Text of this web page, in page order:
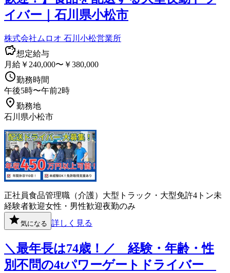
イバー｜石川県小松市
株式会社ムロオ 石川小松営業所
想定給与
月給￥240,000〜￥380,000
勤務時間
午後5時〜午前2時
勤務地
石川県小松市
正社員食品管理職（介護） 大型トラック・大型免許4トン未
経験者歓迎女性・男性歓迎夜勤のみ
気になる 詳しく見る
＼最年長は74歳！／ 経験・年齢・性
別不問の4tパワーゲートドライバー